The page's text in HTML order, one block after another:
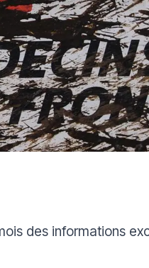
des informations